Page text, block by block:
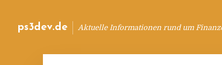
ps3dev.de Aktuelle Informationen rund um